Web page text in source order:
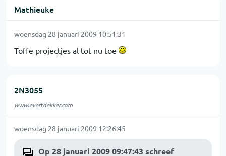
Mathieuke
woensdag 28 januari 2009 10:51:31
Toffe projectjes al tot nu toe
2N3055
www.evertdekker.com
woensdag 28 januari 2009 12:26:45
Op 28 januari 2009 09:47:43 schreef